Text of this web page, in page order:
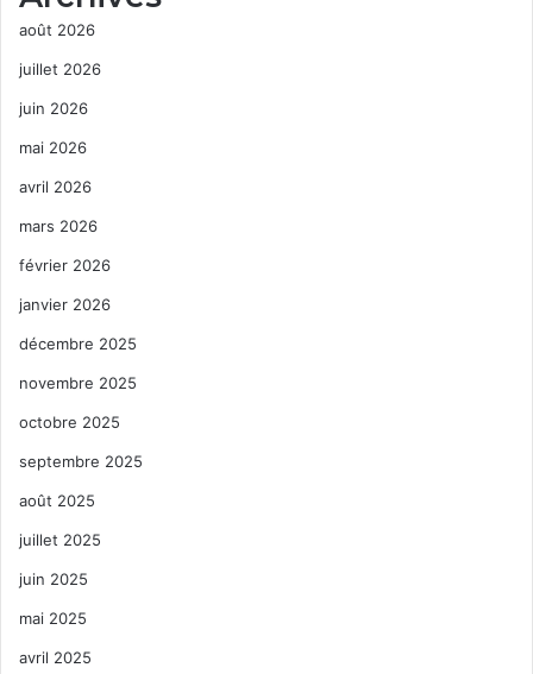
août 2026
juillet 2026
juin 2026
mai 2026
avril 2026
mars 2026
février 2026
janvier 2026
décembre 2025
novembre 2025
octobre 2025
septembre 2025
août 2025
juillet 2025
juin 2025
mai 2025
avril 2025